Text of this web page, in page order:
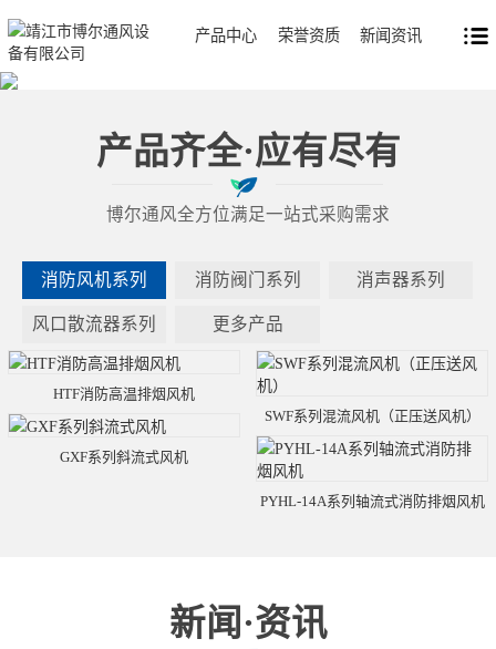
产品中心 荣誉资质 新闻资讯
产品齐全·应有尽有
博尔通风全方位满足一站式采购需求
消防风机系列 消防阀门系列 消声器系列
风口散流器系列 更多产品
HTF消防高温排烟风机
SWF系列混流风机（正压送风机）
GXF系列斜流式风机
PYHL-14A系列轴流式消防排烟风机
新闻·资讯